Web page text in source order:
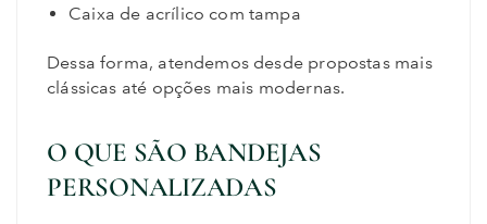
Caixa de acrílico com tampa
Dessa forma, atendemos desde propostas mais
clássicas até opções mais modernas.
O QUE SÃO BANDEJAS
PERSONALIZADAS